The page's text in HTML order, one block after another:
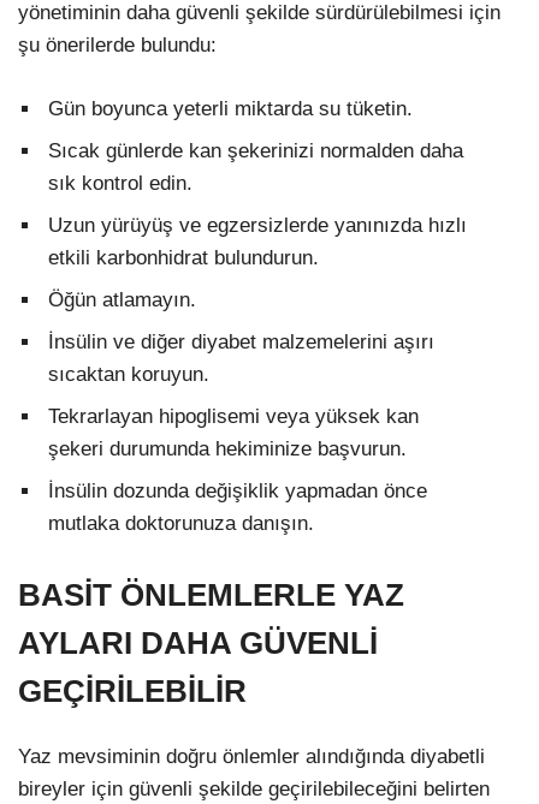
yönetiminin daha güvenli şekilde sürdürülebilmesi için
şu önerilerde bulundu:
Gün boyunca yeterli miktarda su tüketin.
Sıcak günlerde kan şekerinizi normalden daha
sık kontrol edin.
Uzun yürüyüş ve egzersizlerde yanınızda hızlı
etkili karbonhidrat bulundurun.
Öğün atlamayın.
İnsülin ve diğer diyabet malzemelerini aşırı
sıcaktan koruyun.
Tekrarlayan hipoglisemi veya yüksek kan
şekeri durumunda hekiminize başvurun.
İnsülin dozunda değişiklik yapmadan önce
mutlaka doktorunuza danışın.
BASİT ÖNLEMLERLE YAZ
AYLARI DAHA GÜVENLİ
GEÇİRİLEBİLİR
Yaz mevsiminin doğru önlemler alındığında diyabetli
bireyler için güvenli şekilde geçirilebileceğini belirten